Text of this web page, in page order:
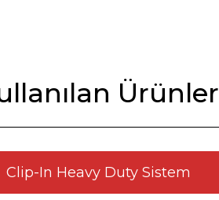
Ürünler
Clip-In Heavy Duty Sistem